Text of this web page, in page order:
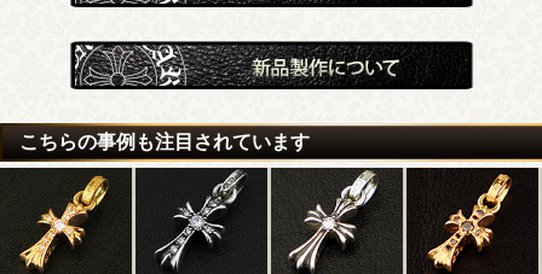
こちらの事例も注目されています